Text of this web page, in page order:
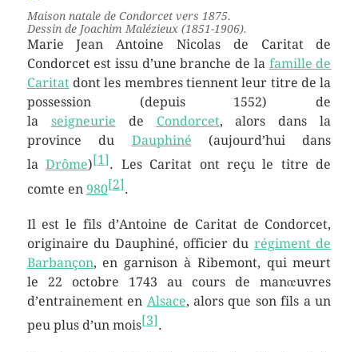
Maison natale de Condorcet vers 1875.
Dessin de Joachim Malézieux (1851-1906).
Marie Jean Antoine Nicolas de Caritat de
Condorcet est issu d’une branche de la famille de
Caritatdont les membres tiennent leur titre de la
possession (depuis 1552) de
la seigneurie de Condorcet, alors dans la
province du Dauphiné (aujourd’hui dans
laDrôme) [1] . Les Caritat ont reçu le titre de
comte en 980[2].
Il est le fils d’Antoine de Caritat de Condorcet,
originaire du Dauphiné, officier du régiment de
Barbançon, en garnison à Ribemont, qui meurt
le 22 octobre 1743 au cours de manœuvres
d’entrainement en Alsace, alors que son fils a un
peu plus d’un mois[3].